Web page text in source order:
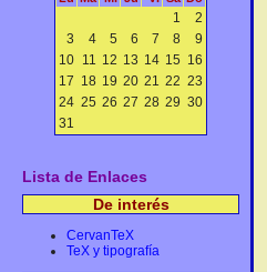
1
2
3
4 5 6 7 8
9
10 11 12 13 14 15 16
17 18 19 20 21 22 23
24 25 26 27 28 29 30
31
Lista de Enlaces
De interés
CervanTeX
TeX y tipografía